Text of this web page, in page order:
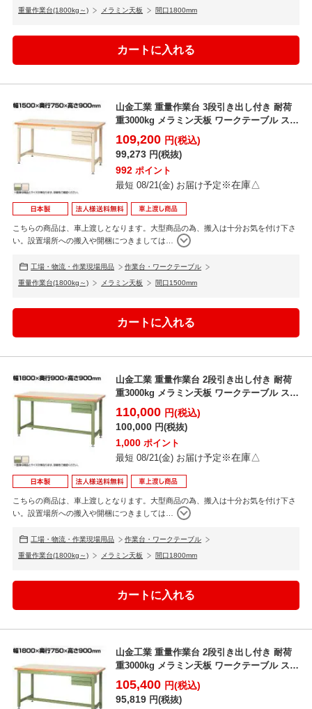
重量作業台(1800kg～) メラミン天板 間口1800mm
山金工業 重量作業台 3段引き出し付き 耐荷
重3000kg メラミン天板 ワークテーブル スー
パータ...
109,200 円(税込)
99,273 円(税抜)
992 ポイント
最短 08/21(金) お届け予定 ※在庫△
こちらの商品は、車上渡しとなります。大型商品の為、搬入は十分お気を付け下さ
い。設置場所への搬入や開梱につきましては
工場・物流・作業現場用品 作業台・ワークテーブル
重量作業台(1800kg～) メラミン天板 間口1500mm
山金工業 重量作業台 2段引き出し付き 耐荷
重3000kg メラミン天板 ワークテーブル スー
パータ...
110,000 円(税込)
100,000 円(税抜)
1,000 ポイント
最短 08/21(金) お届け予定 ※在庫△
こちらの商品は、車上渡しとなります。大型商品の為、搬入は十分お気を付け下さ
い。設置場所への搬入や開梱につきましては
工場・物流・作業現場用品 作業台・ワークテーブル
重量作業台(1800kg～) メラミン天板 間口1800mm
山金工業 重量作業台 2段引き出し付き 耐荷
重3000kg メラミン天板 ワークテーブル スー
パータ...
105,400 円(税込)
95,819 円(税抜)